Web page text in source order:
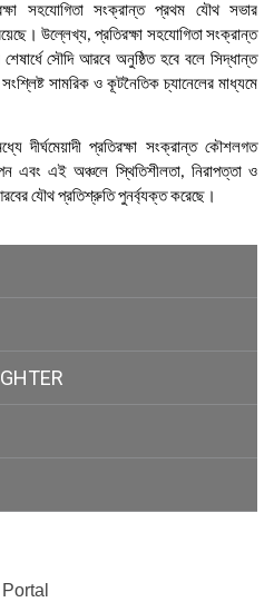
সহযোগিতা সংক্রান্ত প্রথম যৌথ সভার
উল্লেখ্য,প্রতিরক্ষা সহযোগিতা সংক্রান্ত
শেষার্ধে সৌদি আরবে অনুষ্ঠিত হবে বলে সিদ্ধান্ত
সংশ্লিষ্ট সামরিক ও কূটনৈতিক চ্যানেলের মাধ্যমে
দীর্ঘমেয়াদী প্রতিরক্ষা সংক্রান্ত কৌশলগত
এবং এই অঞ্চলে স্থিতিশীলতা, নিরাপত্তা ও
যৌথপ্রতিশ্রুতিপুনর্ব্যক্তকরেছে।